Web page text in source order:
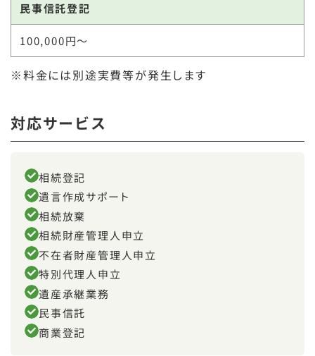
民事信託登記
100,000円～
※料金には別途実費等が発生します
対応サービス
相続登記
遺言作成サポート
相続放棄
相続財産管理人申立
不在者財産管理人申立
特別代理人申立
遺産承継業務
民事信託
商業登記